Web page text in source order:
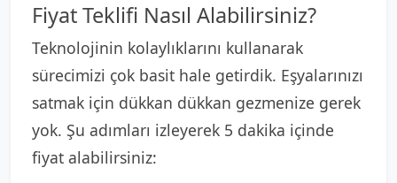
Fiyat Teklifi Nasıl Alabilirsiniz?
Teknolojinin kolaylıklarını kullanarak
sürecimizi çok basit hale getirdik. Eşyalarınızı
satmak için dükkan dükkan gezmenize gerek
yok. Şu adımları izleyerek 5 dakika içinde
fiyat alabilirsiniz: